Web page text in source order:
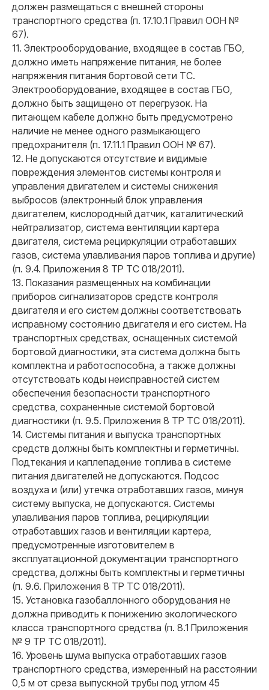
должен размещаться с внешней стороны
транспортного средства (п. 17.10.1 Правил ООН №
67).
11. Электрооборудование, входящее в состав ГБО,
должно иметь напряжение питания, не более
напряжения питания бортовой сети ТС.
Электрооборудование, входящее в состав ГБО,
должно быть защищено от перегрузок. На
питающем кабеле должно быть предусмотрено
наличие не менее одного размыкающего
предохранителя (п. 17.11.1 Правил ООН № 67).
12. Не допускаются отсутствие и видимые
повреждения элементов системы контроля и
управления двигателем и системы снижения
выбросов (электронный блок управления
двигателем, кислородный датчик, каталитический
нейтрализатор, система вентиляции картера
двигателя, система рециркуляции отработавших
газов, система улавливания паров топлива и другие)
(п. 9.4. Приложения 8 ТР ТС 018/2011).
13. Показания размещенных на комбинации
приборов сигнализаторов средств контроля
двигателя и его систем должны соответствовать
исправному состоянию двигателя и его систем. На
транспортных средствах, оснащенных системой
бортовой диагностики, эта система должна быть
комплектна и работоспособна, а также должны
отсутствовать коды неисправностей систем
обеспечения безопасности транспортного
средства, сохраненные системой бортовой
диагностики (п. 9.5. Приложения 8 ТР ТС 018/2011).
14. Системы питания и выпуска транспортных
средств должны быть комплектны и герметичны.
Подтекания и каплепадение топлива в системе
питания двигателей не допускаются. Подсос
воздуха и (или) утечка отработавших газов, минуя
систему выпуска, не допускаются. Системы
улавливания паров топлива, рециркуляции
отработавших газов и вентиляции картера,
предусмотренные изготовителем в
эксплуатационной документации транспортного
средства, должны быть комплектны и герметичны
(п. 9.6. Приложения 8 ТР ТС 018/2011).
15. Установка газобаллонного оборудования не
должна приводить к понижению экологического
класса транспортного средства (п. 8.1 Приложения
№ 9 ТР ТС 018/2011).
16. Уровень шума выпуска отработавших газов
транспортного средства, измеренный на расстоянии
0,5 м от среза выпускной трубы под углом 45